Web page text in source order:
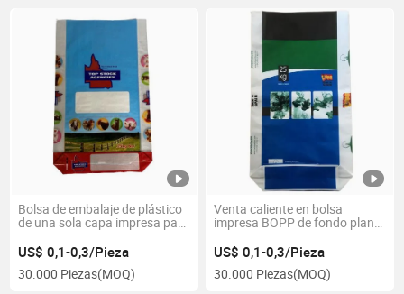
Bolsa de embalaje de plástico
de una sola capa impresa para
para aves de corral
US$ 0,1-0,3/Pieza
30.000 Piezas(MOQ)
Venta caliente en bolsa
impresa BOPP de fondo plano
US$ 0,1-0,3/Pieza
30.000 Piezas(MOQ)